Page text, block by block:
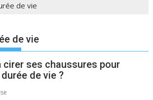
de vie
de vie
cirer ses chaussures pour
de vie ?